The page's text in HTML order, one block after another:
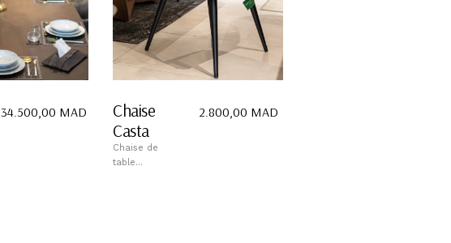
34.500,00 MAD
Chaise
Casta
Chaise de
table...
2.800,00 MAD